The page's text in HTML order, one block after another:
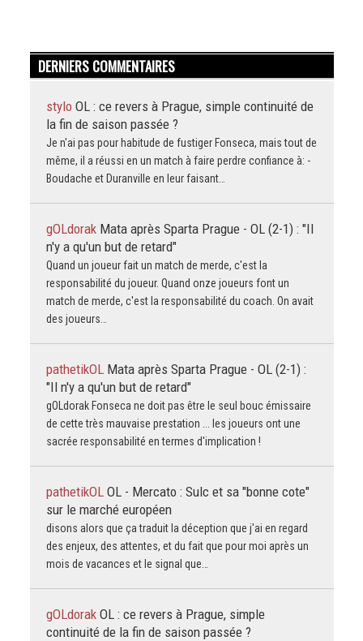
DERNIERS COMMENTAIRES
stylo OL : ce revers à Prague, simple continuité de
la fin de saison passée ?
Je n'ai pas pour habitude de fustiger Fonseca, mais tout de
même, il a réussi en un match à faire perdre confiance à: -
Boudache et Duranville en leur faisant…
gOLdorak Mata après Sparta Prague - OL (2-1) : "Il
n'y a qu'un but de retard"
Quand un joueur fait un match de merde, c'est la
responsabilité du joueur. Quand onze joueurs font un
match de merde, c'est la responsabilité du coach. On avait
des joueurs…
pathetikOL Mata après Sparta Prague - OL (2-1) :
"Il n'y a qu'un but de retard"
gOLdorak Fonseca ne doit pas être le seul bouc émissaire
de cette très mauvaise prestation ... les joueurs ont une
sacrée responsabilité en termes d'implication !
pathetikOL OL - Mercato : Sulc et sa "bonne cote"
sur le marché européen
disons alors que ça traduit la déception que j'ai en regard
des enjeux, des attentes, et du fait que pour moi après un
mois de vacances et le signal que…
gOLdorak OL : ce revers à Prague, simple
continuité de la fin de saison passée ?